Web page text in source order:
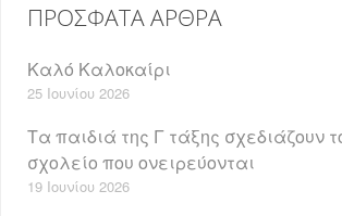
ΠΡΌΣΦΑΤΑ ΆΡΘΡΑ
Καλό Καλοκαίρι
25 Ιουνίου 2026
Τα παιδιά της Γ τάξης σχεδιάζουν
σχολείο που ονειρεύονται
19 Ιουνίου 2026